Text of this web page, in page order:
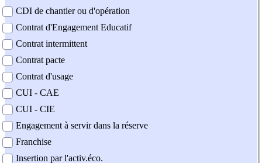
CDI de chantier ou d'opération
Contrat d'Engagement Educatif
Contrat intermittent
Contrat pacte
Contrat d'usage
CUI - CAE
CUI - CIE
Engagement à servir dans la réserve
Franchise
Insertion par l'activ.éco.